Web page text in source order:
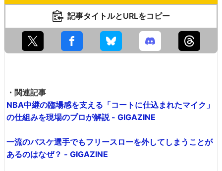
記事タイトルとURLをコピー
・関連記事
NBA中継の臨場感を支える「コートに仕込まれたマイク」
の仕組みを現場のプロが解説 - GIGAZINE
一流のバスケ選手でもフリースローを外してしまうことが
あるのはなぜ？ - GIGAZINE